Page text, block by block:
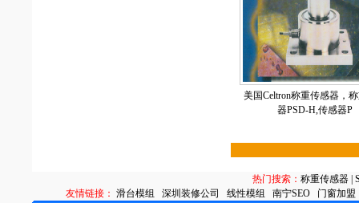
美国Celtron称重传感器，
器PSD-H,传感器P
热门搜索： 称重传感器
友情链接： 滑台模组 深圳装修公司 线性模组 南宁SEO 门窗加盟